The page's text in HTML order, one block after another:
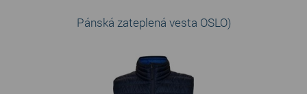
Pánská zateplená vesta OSLO)